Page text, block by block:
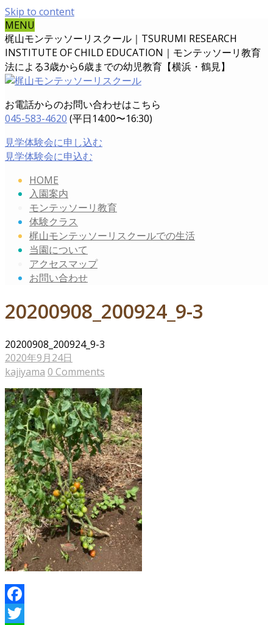
Skip to content
MENU
梶山モンテッソーリスクール｜TSURUMI RESEARCH
INSTITUTE OF CHILD EDUCATION｜ モンテッソーリ教育
法による3歳から6歳までの幼児教育【横浜・鶴見】
お電話からのお問い合わせはこちら
045-583-4620 (平日14:00〜16:30)
見学体験会に申し込む
見学体験会に申込む
HOME
入園案内
モンテッソーリ教育
体験クラス
梶山モンテッソーリスクールでの生活
当園について
アクセスマップ
お問い合わせ
20200908_200924_9-3
20200908_200924_9-3
2020年9月24日
kajiyama 0 Comments
Facebook